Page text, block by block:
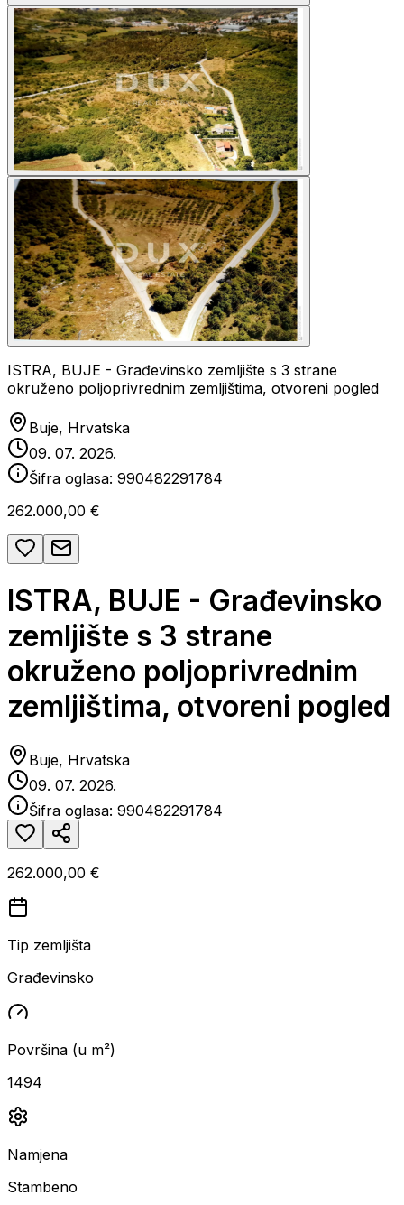
ISTRA, BUJE - Građevinsko zemljište s 3 strane
okruženo poljoprivrednim zemljištima, otvoreni pogled
Buje, Hrvatska
09. 07. 2026.
Šifra oglasa: 990482291784
262.000,00 €
ISTRA, BUJE - Građevinsko
zemljište s 3 strane
okruženo poljoprivrednim
zemljištima, otvoreni pogled
Buje, Hrvatska
09. 07. 2026.
Šifra oglasa: 990482291784
262.000,00 €
Tip zemljišta
Građevinsko
Površina (u m²)
1494
Namjena
Stambeno